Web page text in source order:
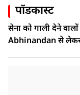
पॉडकास्ट
सेना को गाली देने
Abhinandan से